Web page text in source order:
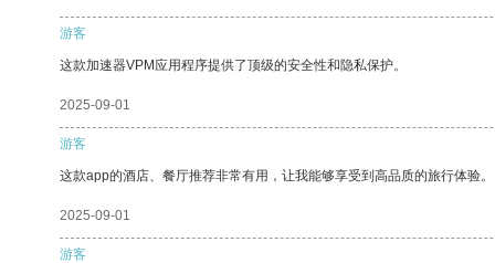
游客
这款加速器VPM应用程序提供了顶级的安全性和隐私保护。
2025-09-01
游客
这款app的酒店、餐厅推荐非常有用，让我能够享受到高品质的旅行体验。
2025-09-01
游客